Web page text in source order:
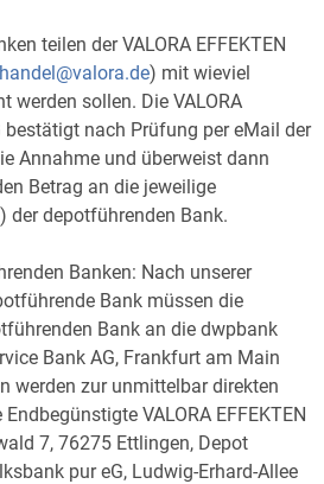
teilen der VALORA EFFEKTEN
handel@valora.de) mit wieviel
werden sollen. Die VALORA
bestätigt nach Prüfung per eMail der
Annahme und überweist dann
Betrag an die jeweilige
der depotführenden Bank.
Banken: Nach unserer
Bank müssen die
Bank an die dwpbank
Bank AG, Frankfurt am Main
werden zur unmittelbar direkten
VALORA EFFEKTEN
7, 76275 Ettlingen, Depot
pur eG, Ludwig-Erhard-Allee